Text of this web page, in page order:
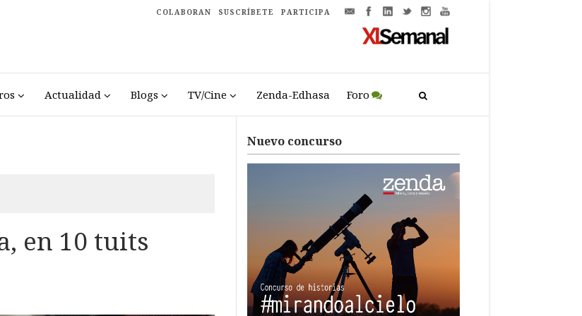
COLABORAN SUSCRÍBETE PARTICIPA
Actualidad Blogs TV/Cine Zenda-Edhasa Foro
en 10 tuits
Nuevo concurso